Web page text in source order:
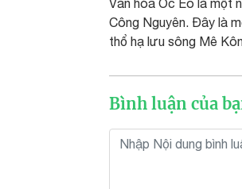
Văn hóa Óc Eo là một
Công Nguyên. Đây là
thổ hạ lưu sông Mê
Bình luận của